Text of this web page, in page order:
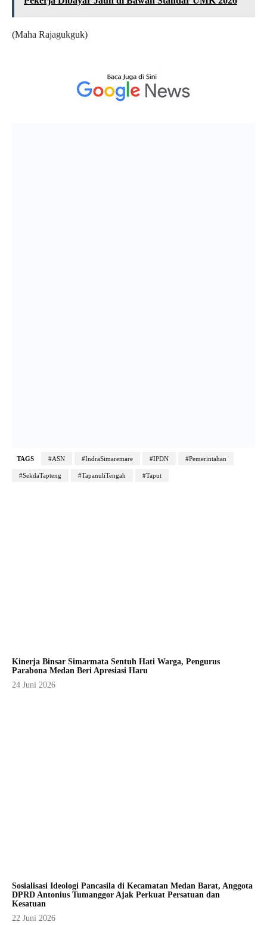
(Maha Rajagukguk)
TAGS #ASN #IndraSimaremare #IPDN #Pemerintahan
#SekdaTapteng #TapanuliTengah #Taput
Kinerja Binsar Simarmata Sentuh Hati Warga, Pengurus
Parabona Medan Beri Apresiasi Haru
24 Juni 2026
Sosialisasi Ideologi Pancasila di Kecamatan Medan Barat, Anggota
DPRD Antonius Tumanggor Ajak Perkuat Persatuan dan
Kesatuan
22 Juni 2026